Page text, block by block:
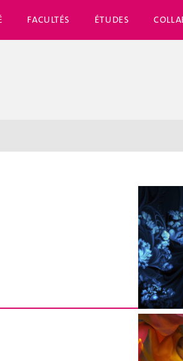
FACULTÉS ÉTUDES